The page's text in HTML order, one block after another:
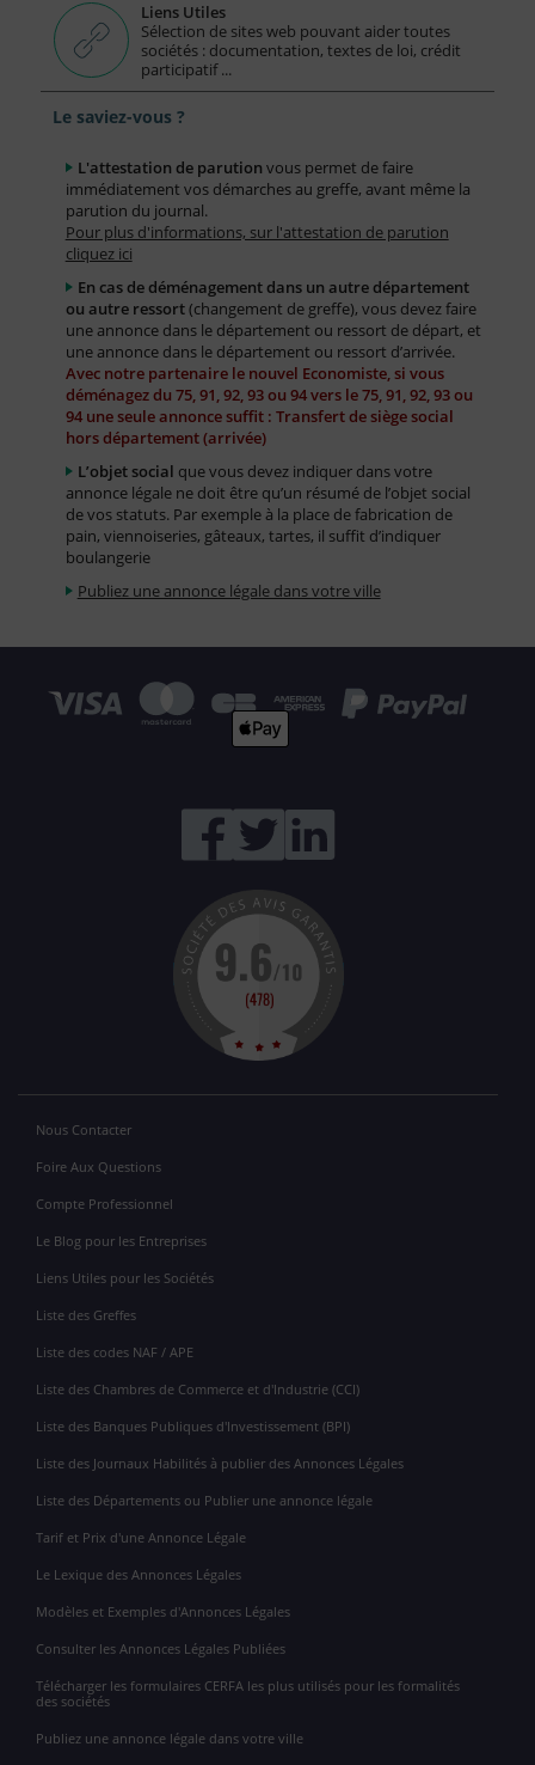
Liens Utiles
Sélection de sites web pouvant aider toutes
sociétés : documentation, textes de loi, crédit
participatif ...
Le saviez-vous ?
L'attestation de parution vous permet de faire
immédiatement vos démarches au greffe, avant même la
parution du journal.
Pour plus d'informations, sur l'attestation de parution
cliquez ici
En cas de déménagement dans un autre département
ou autre ressort(changement de greffe), vous devez faire
une annonce dans le département ou ressort de départ, et
une annonce dans le département ou ressort d’arrivée.
Avec notre partenaire le nouvel Economiste, si vous
déménagez du 75, 91, 92, 93 ou 94 vers le 75, 91, 92, 93 ou
94 une seule annonce suffit : Transfert de siège social
hors département (arrivée)
L’objet social que vous devez indiquer dans votre
annonce légale ne doit être qu’un résumé de l’objet social
de vos statuts. Par exemple à la place de fabrication de
pain, viennoiseries, gâteaux, tartes, il suffit d’indiquer
boulangerie
Publiez une annonce légale dans votre ville
Nous Contacter
Foire Aux Questions
Compte Professionnel
Le Blog pour les Entreprises
Liens Utiles pour les Sociétés
Liste des Greffes
Liste des codes NAF / APE
Liste des Chambres de Commerce et d'Industrie (CCI)
Liste des Banques Publiques d'Investissement (BPI)
Liste des Journaux Habilités à publier des Annonces Légales
Liste des Départements ou Publier une annonce légale
Tarif et Prix d'une Annonce Légale
Le Lexique des Annonces Légales
Modèles et Exemples d'Annonces Légales
Consulter les Annonces Légales Publiées
Télécharger les formulaires CERFA les plus utilisés pour les formalités
des sociétés
Publiez une annonce légale dans votre ville